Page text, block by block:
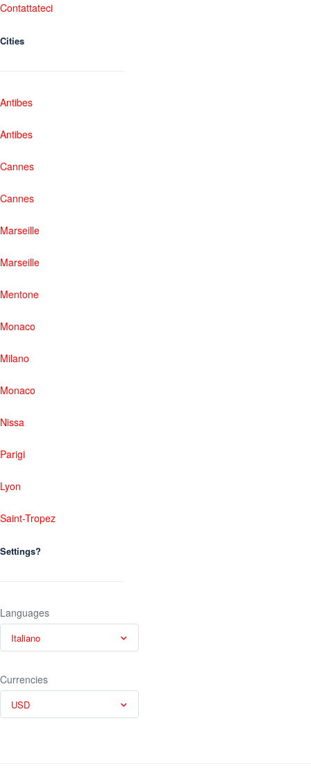
Contattateci
Cities
Antibes
Antibes
Cannes
Cannes
Marseille
Marseille
Mentone
Monaco
Milano
Monaco
Nissa
Parigi
Lyon
Saint-Tropez
Settings?
Languages
Italiano
Currencies
USD